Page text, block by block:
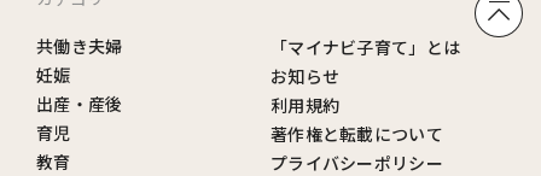
共働き夫婦
妊娠
出産・産後
育児
教育
「マイナビ子育て」とは
お知らせ
利用規約
著作権と転載について
プライバシーポリシー